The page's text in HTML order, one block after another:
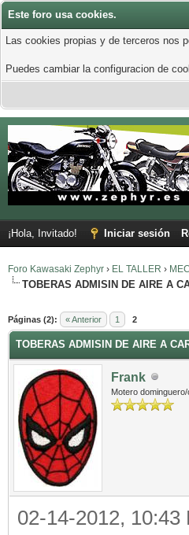
Este foro usa cookies.
Las cookies propias y de terceros nos
Puedes cambiar la configuracion de
¡Hola, Invitado! Iniciar sesión
Foro Kawasaki Zephyr › EL TALLER ›
TOBERAS ADMISIN DE AIRE A
Páginas (2): « Anterior 1 2
TOBERAS ADMISIN DE AIRE A
Frank
Motero
02-14-2012, 10:43